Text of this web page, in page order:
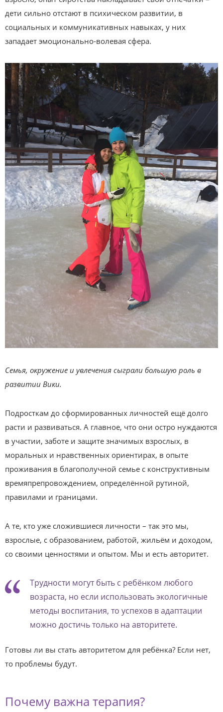
дети сильно отстают в психическом развитии, в
социальных и коммуникативных навыках, у них
западает эмоционально-волевая сфера.
Семья, окружение и увлечения сыграли большую роль в
развитии Вики.
Подросткам до сформированных личностей ещё долго
расти и развиваться. А главное, что они остро нуждаются
в участии, заботе и защите значимых взрослых, в
моральных и нравственных ориентирах, в опыте
проживания в благополучной семье с конструктивным
времяпрепровождением, определённой рутиной,
правилами и границами.
А те, кто уже сложившиеся личности – так это мы,
взрослые, с образованием, работой, жильём и доходом,
со своими ценностями и опытом. Мы и есть авторитет.
Трудности могут быть с ребёнком любого
возраста, но если использовать экологичные
методы воспитания, то успехов в адаптации
можно достичь только на авторитете.
Готовы ли вы стать авторитетом для ребёнка? Если нет,
то проблемы будут.
Почему важна терапия?